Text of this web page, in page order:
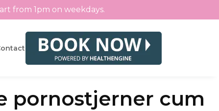
from 1pm on weekdays.
pornostjerner cum